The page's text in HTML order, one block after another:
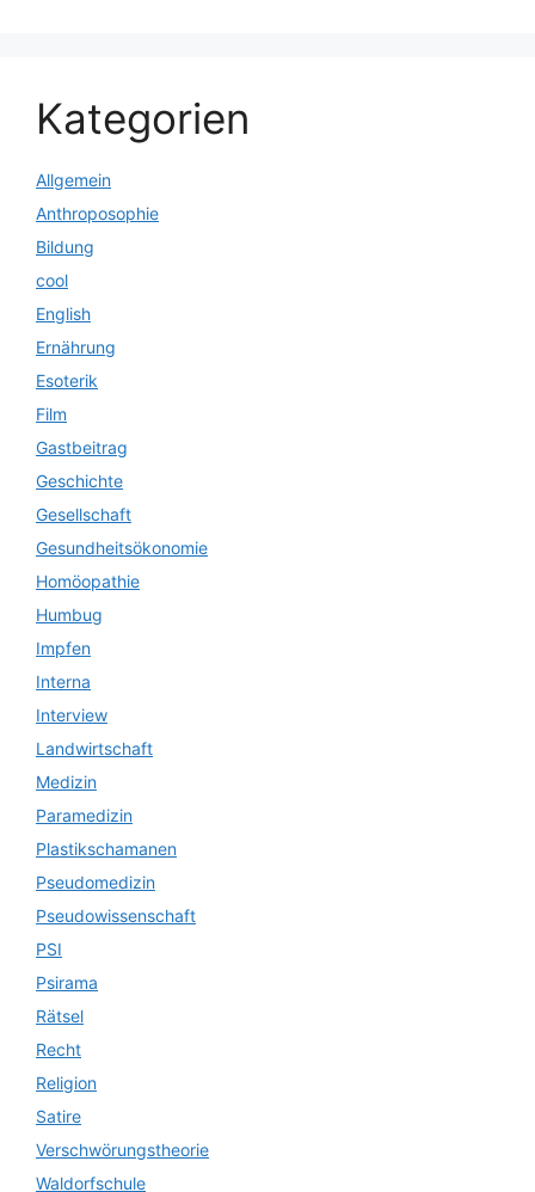
Kategorien
Allgemein
Anthroposophie
Bildung
cool
English
Ernährung
Esoterik
Film
Gastbeitrag
Geschichte
Gesellschaft
Gesundheitsökonomie
Homöopathie
Humbug
Impfen
Interna
Interview
Landwirtschaft
Medizin
Paramedizin
Plastikschamanen
Pseudomedizin
Pseudowissenschaft
PSI
Psirama
Rätsel
Recht
Religion
Satire
Verschwörungstheorie
Waldorfschule